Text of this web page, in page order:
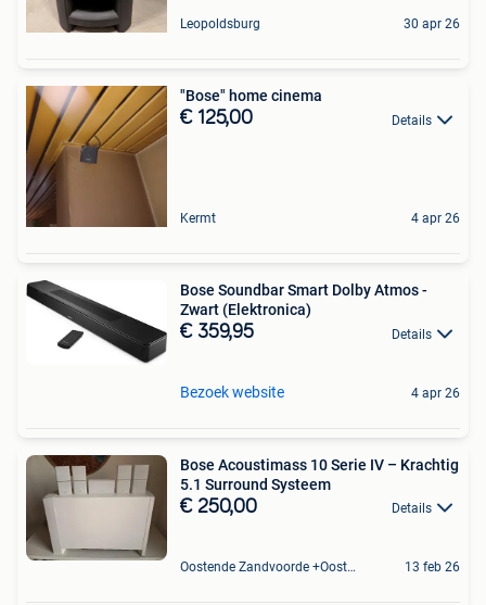
Leopoldsburg 30 apr 26
"Bose" home cinema
€ 125,00 Details
Kermt 4 apr 26
Bose Soundbar Smart Dolby Atmos -
Zwart (Elektronica)
€ 359,95 Details
Bezoek website 4 apr 26
Bose Acoustimass 10 Serie IV – Krachtig
5.1 Surround Systeem
€ 250,00 Details
Oostende Zandvoorde +Oostende 13 feb 26